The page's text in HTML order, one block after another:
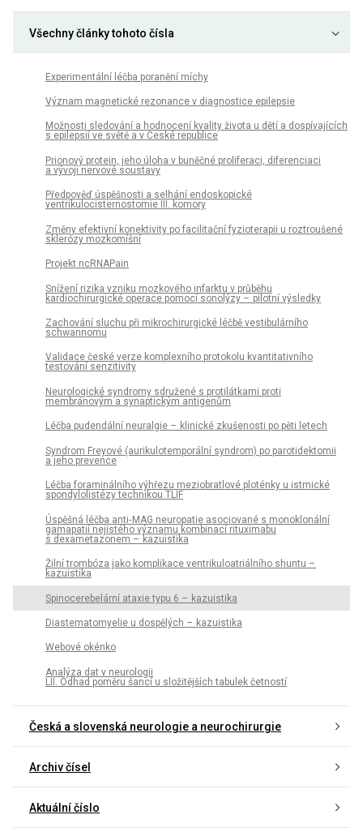
Všechny články tohoto čísla
Experimentální léčba poranění míchy
Význam magnetické rezonance v diagnostice epilepsie
Možnosti sledování a hodnocení kvality života u dětí a dospívajících
s epilepsií ve světě a v České republice
Prionový protein, jeho úloha v buněčné proliferaci, diferenciaci
a vývoji nervové soustavy
Předpověď úspěšnosti a selhání endoskopické
ventrikulocisternostomie III. komory
Změny efektivní konektivity po facilitační fyzioterapii u roztroušené
sklerózy mozkomíšní
Projekt ncRNAPain
Snížení rizika vzniku mozkového infarktu v průběhu
kardiochirurgické operace pomocí sonolýzy – pilotní výsledky
Zachování sluchu při mikrochirurgické léčbě vestibulárního
schwannomu
Validace české verze komplexního protokolu kvantitativního
testování senzitivity
Neurologické syndromy sdružené s protilátkami proti
membránovým a synaptickým antigenům
Léčba pudendální neuralgie – klinické zkušenosti po pěti letech
Syndrom Freyové (aurikulotemporální syndrom) po parotidektomii
a jeho prevence
Léčba foraminálního výhřezu meziobratlové ploténky u istmické
spondylolistézy technikou TLIF
Úspěšná léčba anti‑MAG neuropatie asociované s monoklonální
gamapatií nejistého významu kombinací rituximabu
s dexametazonem – kazuistika
Žilní trombóza jako komplikace ventrikuloatriálního shuntu –
kazuistika
Spinocerebelární ataxie typu 6 – kazuistika
Diastematomyelie u dospělých – kazuistika
Webové okénko
Analýza dat v neurologii
LII. Odhad poměru šancí u složitějších tabulek četností
Česká a slovenská neurologie a neurochirurgie
Archiv čísel
Aktuální číslo